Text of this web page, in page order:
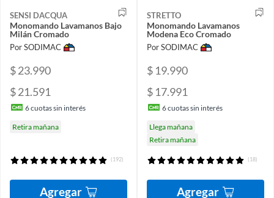
SENSI DACQUA
Monomando Lavamanos Bajo
Milán Cromado
Por SODIMAC
$ 23.990
$ 21.591
6cuotas sin interés
Retira mañana
(192)
Agregar
STRETTO
Monomando Lavamanos
Modena Eco Cromado
Por SODIMAC
$ 19.990
$ 17.991
6cuotas sin interés
Llega mañana
Retira mañana
(18)
Agregar